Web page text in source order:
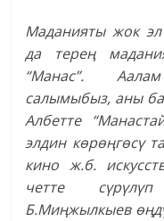
Маданияты жок
да терең
“Манас”.
салымыбыз, аны
Албетте
элдин көрөңгөсү
кино ж.б.
четте
Б.Миңжылкыев